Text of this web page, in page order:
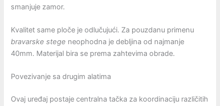
smanjuje zamor.
Kvalitet same ploče je odlučujući. Za pouzdanu primenu
bravarske stege neophodna je debljina od najmanje
40mm. Materijal bira se prema zahtevima obrade.
Povezivanje sa drugim alatima
Ovaj uređaj postaje centralna tačka za koordinaciju različitih